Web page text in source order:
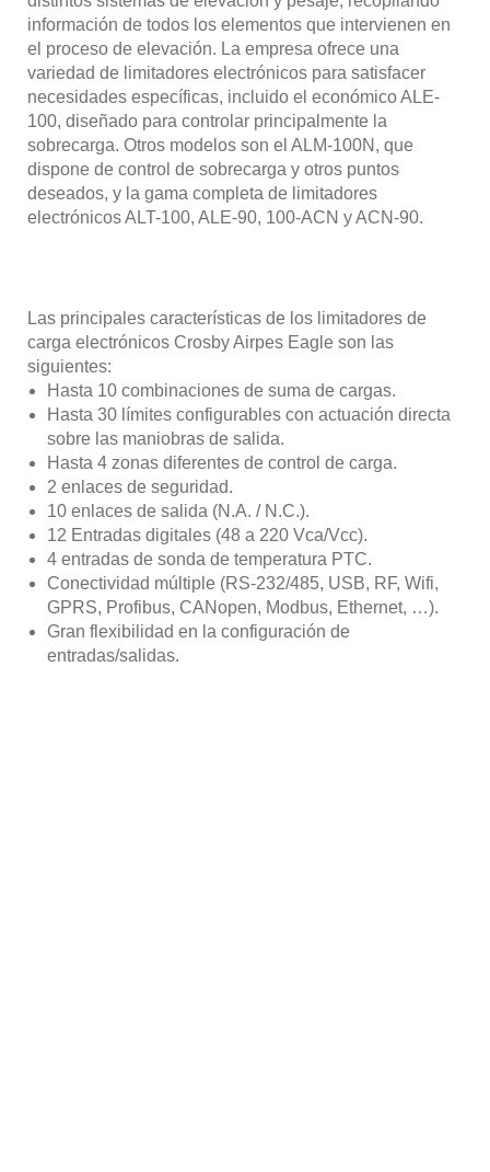
información de todos los elementos que intervienen en
el proceso de elevación. La empresa ofrece una
variedad de limitadores electrónicos para satisfacer
necesidades específicas, incluido el económico ALE-
100, diseñado para controlar principalmente la
sobrecarga. Otros modelos son el ALM-100N, que
dispone de control de sobrecarga y otros puntos
deseados, y la gama completa de limitadores
electrónicos ALT-100, ALE-90, 100-ACN y ACN-90.
Las principales características de los limitadores de
carga electrónicos Crosby Airpes Eagle son las
siguientes:
Hasta 10 combinaciones de suma de cargas.
Hasta 30 límites configurables con actuación directa
sobre las maniobras de salida.
Hasta 4 zonas diferentes de control de carga.
2 enlaces de seguridad.
10 enlaces de salida (N.A. / N.C.).
12 Entradas digitales (48 a 220 Vca/Vcc).
4 entradas de sonda de temperatura PTC.
Conectividad múltiple (RS-232/485, USB, RF, Wifi,
GPRS, Profibus, CANopen, Modbus, Ethernet, …).
Gran flexibilidad en la configuración de
entradas/salidas.